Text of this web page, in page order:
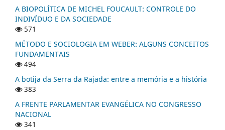
A BIOPOLÍTICA DE MICHEL FOUCAULT: CONTROLE DO
INDIVÍDUO E DA SOCIEDADE
571
MÉTODO E SOCIOLOGIA EM WEBER: ALGUNS CONCEITOS
FUNDAMENTAIS
494
A botija da Serra da Rajada: entre a memória e a história
383
A FRENTE PARLAMENTAR EVANGÉLICA NO CONGRESSO
NACIONAL
341